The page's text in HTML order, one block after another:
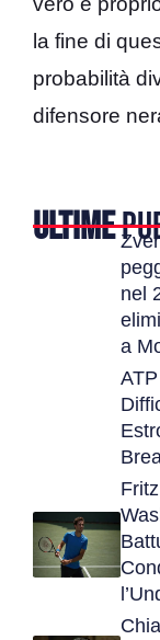
la fine di
probabilità
difensore
ULTIME
nel
a